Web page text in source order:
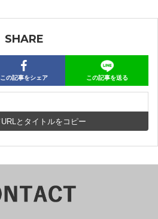
SHARE
この記事をシェア この記事を送る
URLとタイトルをコピー